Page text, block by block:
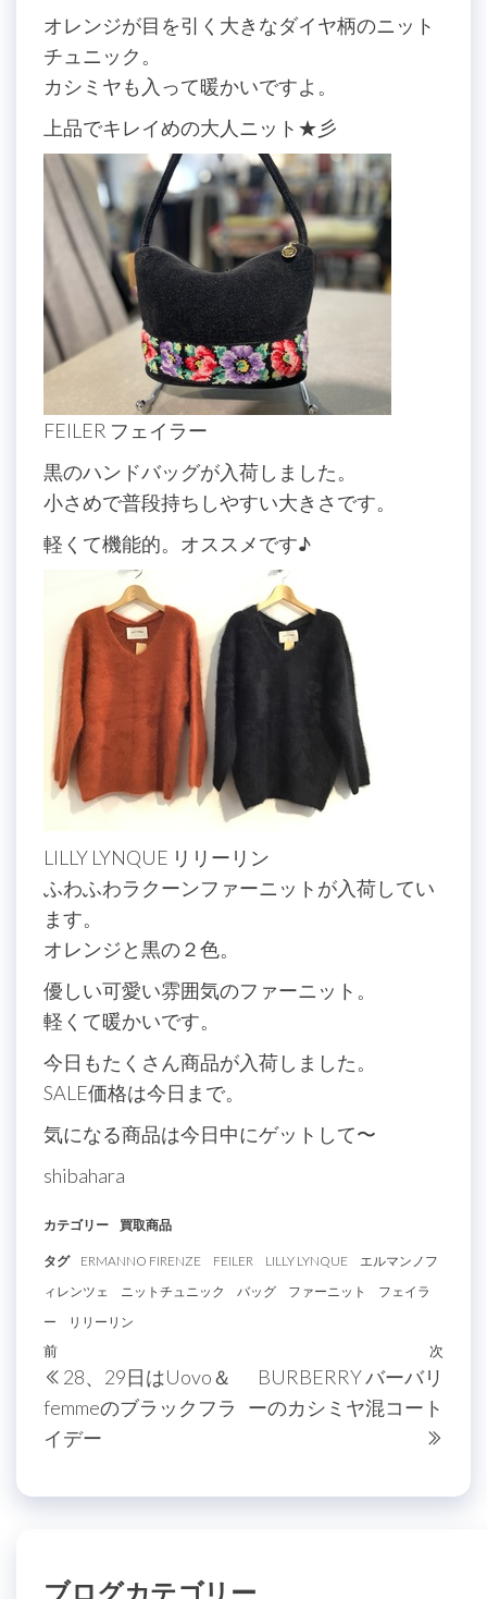
オレンジが目を引く大きなダイヤ柄のニット
チュニック。
カシミヤも入って暖かいですよ。
上品でキレイめの大人ニット★彡
FEILER フェイラー
黒のハンドバッグが入荷しました。
小さめで普段持ちしやすい大きさです。
軽くて機能的。オススメです♪
LILLY LYNQUE リリーリン
ふわふわラクーンファーニットが入荷してい
ます。
オレンジと黒の２色。
優しい可愛い雰囲気のファーニット。
軽くて暖かいです。
今日もたくさん商品が入荷しました。
SALE価格は今日まで。
気になる商品は今日中にゲットして〜
shibahara
カテゴリー 買取商品
タグ ERMANNO FIRENZE FEILER LILLY LYNQUE
エルマンノフ
ィレンツェ
ニットチュニック バッグ ファーニット
フェイラ
ー
リリーリン
投
稿
ナ
ゲ
シ
過
去
の
投
前
28、29日はUovo＆
femmeのブラックフラ
イデー
次
次
BURBERRY バーバリ
ーのカシミヤ混コート
ブログカテゴリー